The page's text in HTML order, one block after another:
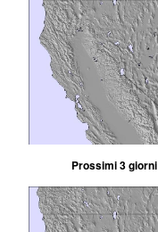
Prossimi 3 giorni